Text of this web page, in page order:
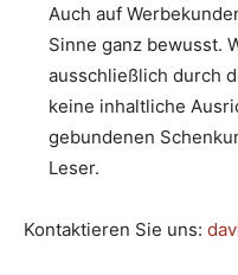
Auch auf
Sinne ganz bewusst.
ausschließlich durch
keine inhaltliche
gebundenen
Leser.
Kontaktieren Sie uns: